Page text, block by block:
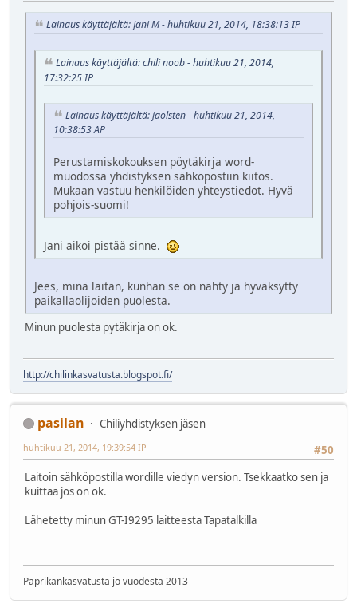
Lainaus käyttäjältä: Jani M - huhtikuu 21, 2014, 18:38:13 IP
Lainaus käyttäjältä: chili noob - huhtikuu 21, 2014,
17:32:25 IP
Lainaus käyttäjältä: jaolsten - huhtikuu 21, 2014,
10:38:53 AP
Perustamiskokouksen pöytäkirja word-
muodossa yhdistyksen sähköpostiin kiitos.
Mukaan vastuu henkilöiden yhteystiedot. Hyvä
pohjois-suomi!
Jani aikoi pistää sinne.
Jees, minä laitan, kunhan se on nähty ja hyväksytty
paikallaolijoiden puolesta.
Minun puolesta pytäkirja on ok.
http://chilinkasvatusta.blogspot.fi/
pasilan
Chiliyhdistyksen jäsen
#50
huhtikuu 21, 2014, 19:39:54 IP
Laitoin sähköpostilla wordille viedyn version. Tsekkaatko sen ja
kuittaa jos on ok.
Lähetetty minun GT-I9295 laitteesta Tapatalkilla
Paprikankasvatusta jo vuodesta 2013